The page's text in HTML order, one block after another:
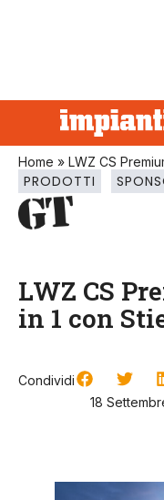
Home » LWZ CS
PRODOTTI
LWZ CS
in 1 con
Condividi
18